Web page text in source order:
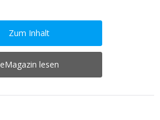
Zum Inhalt
eMagazin lesen